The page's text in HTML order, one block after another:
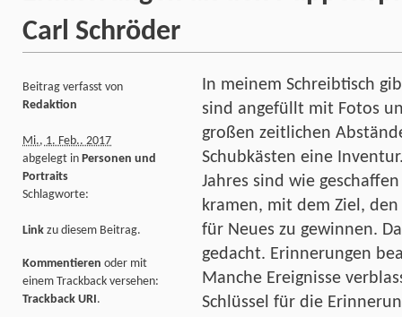
Carl Schröder
In meinem Schreibtisch
sind angefüllt mit Fotos
großen zeitlichen
Schubkästen eine
Jahres sind wie
kramen, mit dem Ziel,
für Neues zu gewinnen.
gedacht. Erinnerungen
Manche Ereignisse
Schlüssel für die
Beitrag verfasst von
Redaktion
Mi., 1. Feb.. 2017
abgelegt in Personen und
Portraits
Schlagworte:
Link zu diesem Beitrag.
Kommentieren oder mit
einem Trackback versehen:
Trackback URI.